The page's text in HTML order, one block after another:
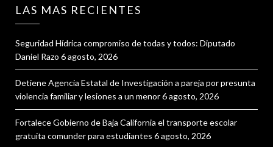
LAS MAS RECIENTES
Seguridad Hídrica compromiso de todas y todos: Diputado
Daniel Razo 6 agosto, 2026
Detiene Agencia Estatal de Investigación a pareja por presunta
violencia familiar y lesiones a un menor6 agosto, 2026
Fortalece Gobierno de Baja California el transporte escolar
gratuita comunder para estudiantes 6 agosto, 2026